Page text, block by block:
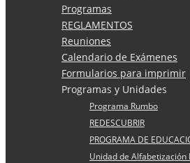
Programas
REGLAMENTOS
Reuniones
Calendario de Exámenes
Formularios para imprimir
Programas y Unidades
Programa Rumbo
REDESCUBRIR
PROGRAMA DE
Unidad de Alfabetización